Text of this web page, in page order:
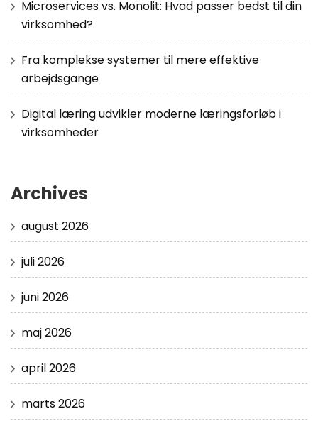
Microservices vs. Monolit: Hvad passer bedst til din
virksomhed?
Fra komplekse systemer til mere effektive
arbejdsgange
Digital læring udvikler moderne læringsforløb i
virksomheder
Archives
august 2026
juli 2026
juni 2026
maj 2026
april 2026
marts 2026